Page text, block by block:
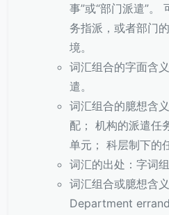
事”或“部门派遣”。
务指派，或者部门
境。
词汇组合的字面含
遣。
词汇组合的臆想含
配； 机构的派遣任
单元； 科层制下的
词汇的出处：字词
词汇组合或臆想含
Department